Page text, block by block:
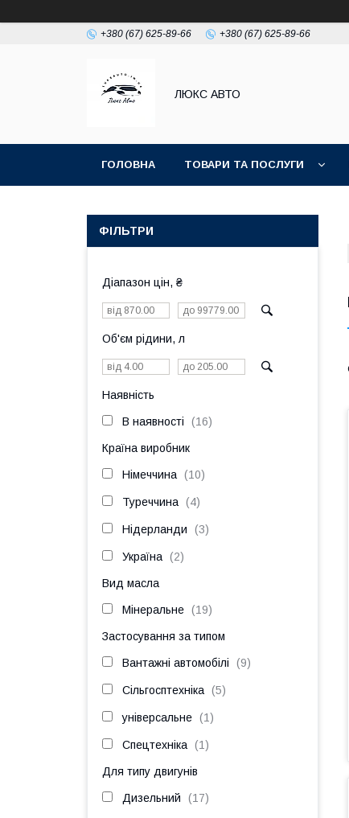
+380 (67) 625-89-66 +380 (67) 625-89-66
ЛЮКС АВТО
ГОЛОВНА ТОВАРИ ТА ПОСЛУГИ
ФІЛЬТРИ
Діапазон цін, ₴
Об'єм рідини, л
Наявність
В наявності 16
Країна виробник
Німеччина 10
Туреччина 4
Нідерланди 3
Україна 2
Вид масла
Мінеральне 19
Застосування за типом
Вантажні автомобілі 9
Сільгосптехніка 5
універсальне 1
Спецтехніка 1
Для типу двигунів
Дизельний 17